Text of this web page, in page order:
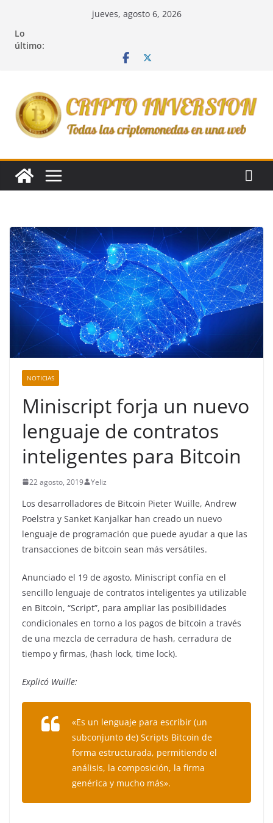
contenido
jueves, agosto 6, 2026
Lo
último:
NOTICIAS
Miniscript forja un nuevo
lenguaje de contratos
inteligentes para Bitcoin
22 agosto, 2019 Yeliz
Los desarrolladores de Bitcoin Pieter Wuille, Andrew
Poelstra y Sanket Kanjalkar han creado un nuevo
lenguaje de programación que puede ayudar a que las
transacciones de bitcoin sean más versátiles.
Anunciado el 19 de agosto, Miniscript confía en el
sencillo lenguaje de contratos inteligentes ya utilizable
en Bitcoin, “Script”, para ampliar las posibilidades
condicionales en torno a los pagos de bitcoin a través
de una mezcla de cerradura de hash, cerradura de
tiempo y firmas, (hash lock, time lock).
Explicó Wuille:
«Es un lenguaje para escribir (un
subconjunto de) Scripts Bitcoin de
forma estructurada, permitiendo el
análisis, la composición, la firma
genérica y mucho más».